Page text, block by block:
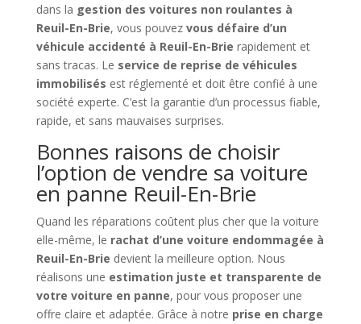
dans la gestion des voitures non roulantes à
Reuil-En-Brie, vous pouvez vous défaire d’un
véhicule accidenté à Reuil-En-Brie rapidement et
sans tracas. Le service de reprise de véhicules
immobilisés est réglementé et doit être confié à une
société experte. C’est la garantie d’un processus fiable,
rapide, et sans mauvaises surprises.
Bonnes raisons de choisir
l’option de vendre sa voiture
en panne Reuil-En-Brie
Quand les réparations coûtent plus cher que la voiture
elle-même, le rachat d’une voiture endommagée à
Reuil-En-Brie devient la meilleure option. Nous
réalisons une estimation juste et transparente de
votre voiture en panne, pour vous proposer une
offre claire et adaptée. Grâce à notre prise en charge